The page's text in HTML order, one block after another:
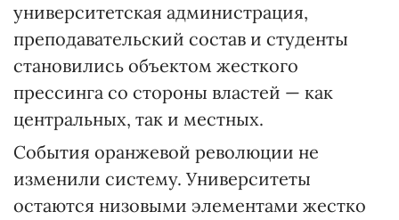
университетская администрация,
преподавательский состав и студенты
становились объектом жесткого
прессинга со стороны властей — как
центральных, так и местных.
События оранжевой революции не
изменили систему. Университеты
остаются низовыми элементами жестко